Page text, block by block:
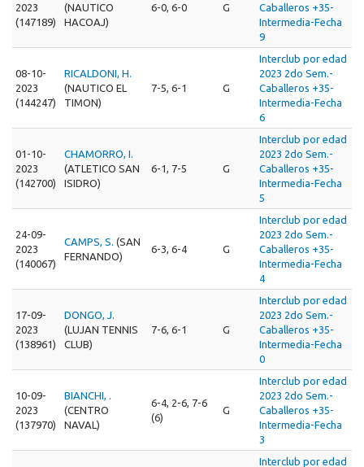
2023
(147189)
(NAUTICO
HACOAJ)
6-0, 6-0 G
Caballeros +35-
Intermedia-Fecha
9
08-10-
2023
(144247)
RICALDONI, H.
(NAUTICO EL
TIMON)
7-5, 6-1 G
Interclub por edad
2023 2do Sem.-
Caballeros +35-
Intermedia-Fecha
6
01-10-
2023
(142700)
CHAMORRO, I.
(ATLETICO SAN
ISIDRO)
6-1, 7-5 G
Interclub por edad
2023 2do Sem.-
Caballeros +35-
Intermedia-Fecha
5
24-09-
2023
(140067)
CAMPS, S. (SAN
FERNANDO)
6-3, 6-4 G
Interclub por edad
2023 2do Sem.-
Caballeros +35-
Intermedia-Fecha
4
17-09-
2023
(138961)
DONGO, J.
(LUJAN TENNIS
CLUB)
7-6, 6-1 G
Interclub por edad
2023 2do Sem.-
Caballeros +35-
Intermedia-Fecha
0
10-09-
2023
(137970)
BIANCHI, .
(CENTRO
NAVAL)
6-4, 2-6, 7-6
(6)
G
Interclub por edad
2023 2do Sem.-
Caballeros +35-
Intermedia-Fecha
3
Interclub por edad